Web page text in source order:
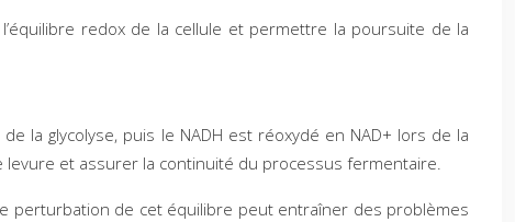
redox de la cellule et permettre la poursuite de la
la glycolyse, puis le NADH est réoxydé en NAD+ lors de la
levure et assurer la continuité du processus fermentaire.
perturbation de cet équilibre peut entraîner des problèmes